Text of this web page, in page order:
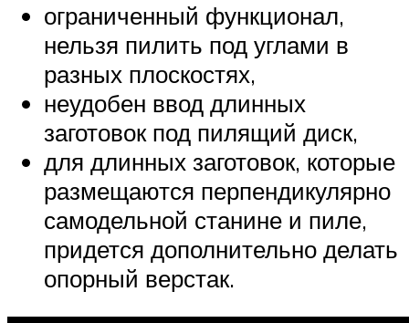
ограниченный функционал,
нельзя пилить под углами в
разных плоскостях,
неудобен ввод длинных
заготовок под пилящий диск,
для длинных заготовок, которые
размещаются перпендикулярно
самодельной станине и пиле,
придется дополнительно делать
опорный верстак.